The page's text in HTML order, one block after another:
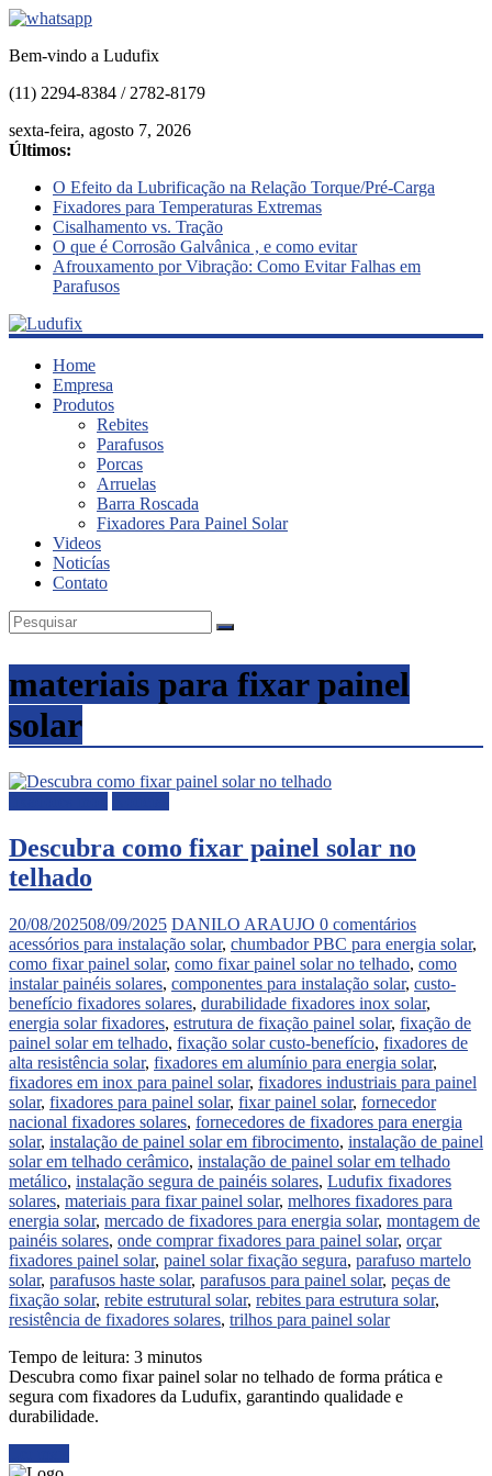
Bem-vindo a Ludufix
(11) 2294-8384 / 2782-8179
sexta-feira, agosto 7, 2026
Últimos:
O Efeito da Lubrificação na Relação Torque/Pré-Carga
Fixadores para Temperaturas Extremas
Cisalhamento vs. Tração
O que é Corrosão Galvânica , e como evitar
Afrouxamento por Vibração: Como Evitar Falhas em
Parafusos
Ludufix
Fixadores
Home
Empresa
Produtos
Rebites
Parafusos
Porcas
Arruelas
Barra Roscada
Fixadores Para Painel Solar
Videos
Noticías
Contato
materiais para fixar painel
solar
Descubra como fixar painel solar no
telhado
20/08/202508/09/2025 DANILO ARAUJO 0 comentários
acessórios para instalação solar, chumbador PBC para energia solar,
como fixar painel solar, como fixar painel solar no telhado, como
instalar painéis solares, componentes para instalação solar, custo-
benefício fixadores solares, durabilidade fixadores inox solar,
energia solar fixadores, estrutura de fixação painel solar, fixação de
painel solar em telhado, fixação solar custo-benefício, fixadores de
alta resistência solar, fixadores em alumínio para energia solar,
fixadores em inox para painel solar, fixadores industriais para painel
solar, fixadores para painel solar, fixar painel solar, fornecedor
nacional fixadores solares, fornecedores de fixadores para energia
solar, instalação de painel solar em fibrocimento, instalação de painel
solar em telhado cerâmico, instalação de painel solar em telhado
metálico, instalação segura de painéis solares, Ludufix fixadores
solares, materiais para fixar painel solar, melhores fixadores para
energia solar, mercado de fixadores para energia solar, montagem de
painéis solares, onde comprar fixadores para painel solar, orçar
fixadores painel solar, painel solar fixação segura, parafuso martelo
solar, parafusos haste solar, parafusos para painel solar, peças de
fixação solar, rebite estrutural solar, rebites para estrutura solar,
resistência de fixadores solares, trilhos para painel solar
Tempo de leitura: 3 minutos
Descubra como fixar painel solar no telhado de forma prática e
segura com fixadores da Ludufix, garantindo qualidade e
durabilidade.